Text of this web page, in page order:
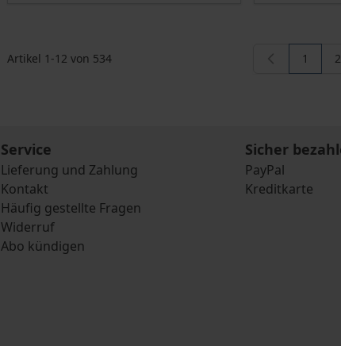
Artikel 1 -12 von 534 Sie
1 2
Service
Lieferung und Zahlung
Kontakt
Häufig gestellte Fragen
Widerruf
Abo kündigen
Sicher
PayPal
Kreditkarte